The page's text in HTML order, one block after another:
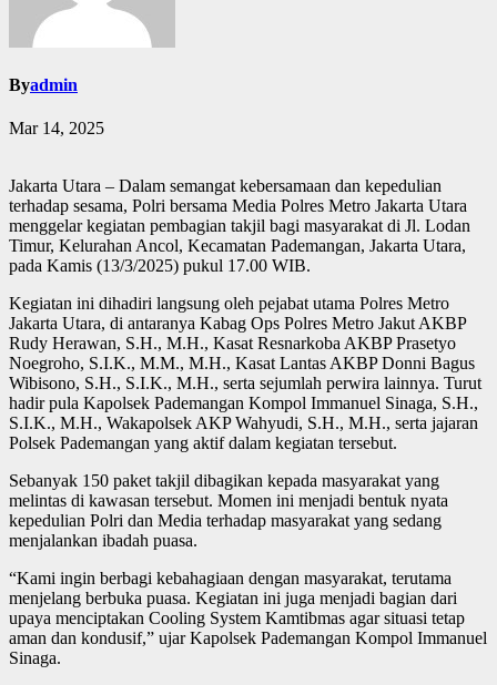
Byadmin
Mar 14, 2025
Jakarta Utara – Dalam semangat kebersamaan dan kepedulian
terhadap sesama, Polri bersama Media Polres Metro Jakarta Utara
menggelar kegiatan pembagian takjil bagi masyarakat di Jl. Lodan
Timur, Kelurahan Ancol, Kecamatan Pademangan, Jakarta Utara,
pada Kamis (13/3/2025) pukul 17.00 WIB.
Kegiatan ini dihadiri langsung oleh pejabat utama Polres Metro
Jakarta Utara, di antaranya Kabag Ops Polres Metro Jakut AKBP
Rudy Herawan, S.H., M.H., Kasat Resnarkoba AKBP Prasetyo
Noegroho, S.I.K., M.M., M.H., Kasat Lantas AKBP Donni Bagus
Wibisono, S.H., S.I.K., M.H., serta sejumlah perwira lainnya. Turut
hadir pula Kapolsek Pademangan Kompol Immanuel Sinaga, S.H.,
S.I.K., M.H., Wakapolsek AKP Wahyudi, S.H., M.H., serta jajaran
Polsek Pademangan yang aktif dalam kegiatan tersebut.
Sebanyak 150 paket takjil dibagikan kepada masyarakat yang
melintas di kawasan tersebut. Momen ini menjadi bentuk nyata
kepedulian Polri dan Media terhadap masyarakat yang sedang
menjalankan ibadah puasa.
“Kami ingin berbagi kebahagiaan dengan masyarakat, terutama
menjelang berbuka puasa. Kegiatan ini juga menjadi bagian dari
upaya menciptakan Cooling System Kamtibmas agar situasi tetap
aman dan kondusif,” ujar Kapolsek Pademangan Kompol Immanuel
Sinaga.